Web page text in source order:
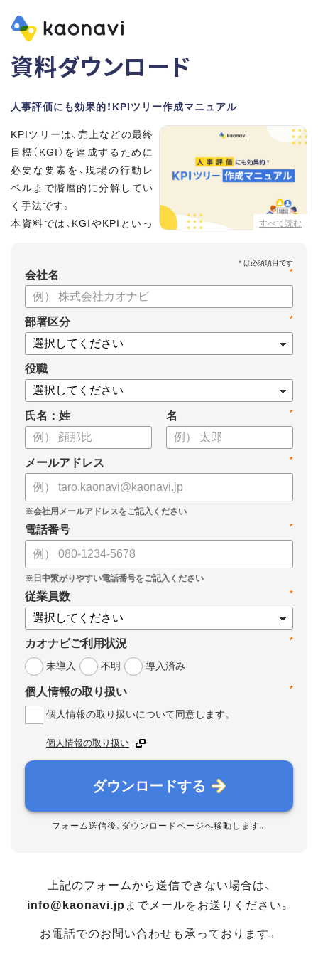
資料ダウンロード
人事評価にも効果的！KPIツリー作成マニュアル
すべて読む
KPIツリーは、売上などの最終
目標（KGI）を達成するために
必要な要素を、現場の行動レ
ベルまで階層的に分解してい
く手法です。
本資料では、KGIやKPIといっ
【資料の内容】
・KGI、KPIなどの用語をおさらい
・KPIツリーの作り方
・業種別のKPIツリー例
*
会社名
*
部署区分
役職
氏名：姓 *
名
*
メールアドレス
*
電話番号
*
従業員数
*
カオナビご利用状況
未導入
不明 導入済み
*
個人情報の取り扱い
個人情報の取り扱いについて同意します。
個人情報の取り扱い
ダウンロードする
フォーム送信後、ダウンロードページへ移動します。
上記のフォームから送信できない場合は、
info@kaonavi.jp までメールをお送りください。
お電話でのお問い合わせも承っております。